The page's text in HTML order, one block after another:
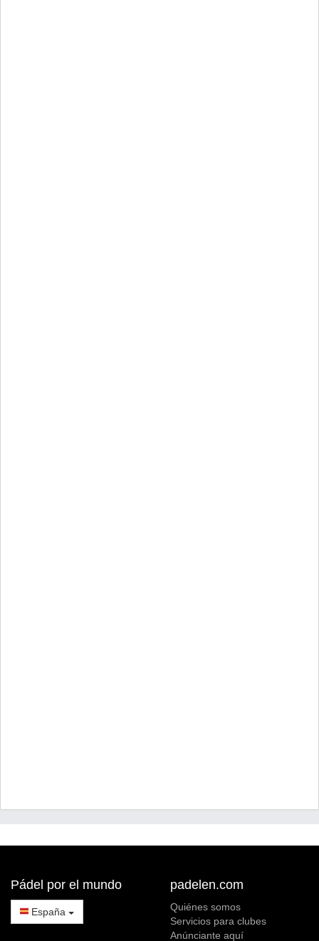
Pádel por el mundo
España
padelen.com
Quiénes somos
Servicios para clubes
Anúnciante aquí